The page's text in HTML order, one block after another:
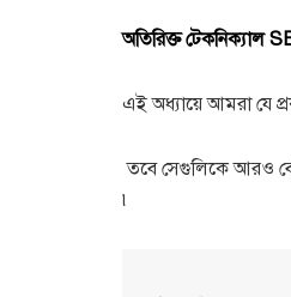
অতিরিক্ত টেকনিক্যাল
এই অধ্যায়ে আমরা যে
তবে সেগুলিকে আরও
৷